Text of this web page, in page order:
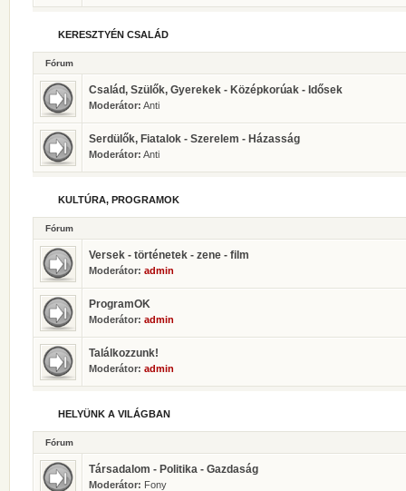
KERESZTYÉN CSALÁD
Fórum
Család, Szülők, Gyerekek - Középkorúak - Idősek
Moderátor: Anti
Serdülők, Fiatalok - Szerelem - Házasság
Moderátor: Anti
KULTÚRA, PROGRAMOK
Fórum
Versek - történetek - zene - film
Moderátor: admin
ProgramOK
Moderátor: admin
Találkozzunk!
Moderátor: admin
HELYÜNK A VILÁGBAN
Fórum
Társadalom - Politika - Gazdaság
Moderátor: Fony